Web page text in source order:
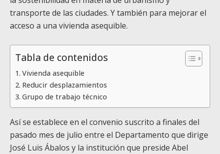
transporte de las ciudades. Y también para mejorar el
acceso a una vivienda asequible.
Tabla de contenidos
Vivienda asequible
Reducir desplazamientos
Grupo de trabajo técnico
Así se establece en el convenio suscrito a finales del
pasado mes de julio entre el Departamento que dirige
José Luis Ábalos y la institución que preside Abel